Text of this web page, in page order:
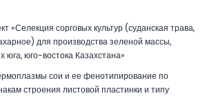
сорговых культур (суданская трава,
для производства зеленой массы,
юга, юго-востока Казахстана»
сои и ее фенотипирование по
строения листовой пластинки и типу